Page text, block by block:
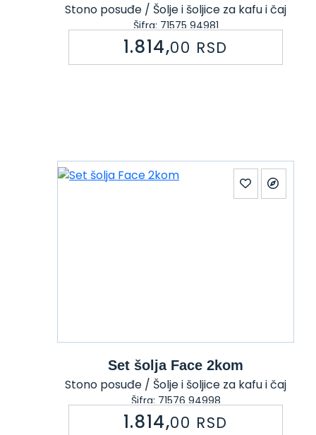
Stono posuđe / Šolje i šoljice za kafu i čaj
Šifra: 71575 94981
1.814,00 RSD
Set šolja Face 2kom
Stono posuđe / Šolje i šoljice za kafu i čaj
Šifra: 71576 94998
1.814,00 RSD